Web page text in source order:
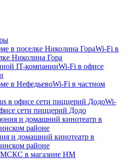
Wi-Fi в
Николина Гора
Wi-Fi в офисе
Wi-Fi в частном
Wi-
сети пиццерий Додо
и домашний кинотеатр в
районе
СКС в магазине HM